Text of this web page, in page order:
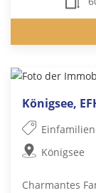
Königsee,
Königsee
Charmantes